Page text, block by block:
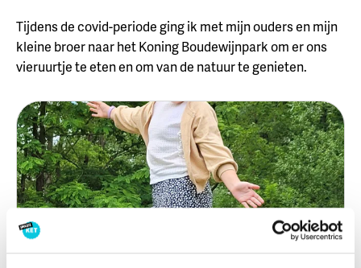
Tijdens de covid-periode ging ik met mijn ouders en mijn
kleine broer naar het Koning Boudewijnpark om er ons
vieruurtje te eten en om van de natuur te genieten.